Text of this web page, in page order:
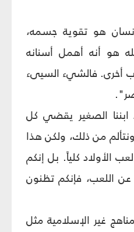
هو تقوية جسمه،
هو أنه أهمل أسنانه
أخرى. فالشي‏ء السيىء
الصغير يقضي كل
من ذلك، ولكن هذا
الأولاد كلياً. بل إنكم
عن اللعب، فإنكم تظنون
غير الإسلامية مثل